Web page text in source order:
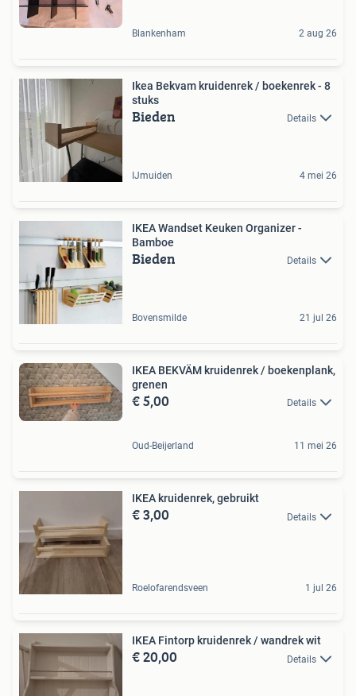
Blankenham 2 aug 26
Ikea Bekvam kruidenrek / boekenrek - 8
stuks
Bieden Details
IJmuiden 4 mei 26
IKEA Wandset Keuken Organizer -
Bamboe
Bieden Details
Bovensmilde 21 jul 26
IKEA BEKVÄM kruidenrek / boekenplank,
grenen
€ 5,00 Details
Oud-Beijerland 11 mei 26
IKEA kruidenrek, gebruikt
€ 3,00 Details
Roelofarendsveen 1 jul 26
IKEA Fintorp kruidenrek / wandrek wit
€ 20,00 Details